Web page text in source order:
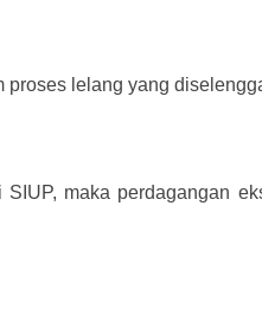
proses lelang yang
maka perdagangan